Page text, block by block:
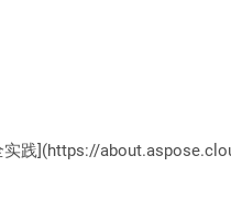
践](https://